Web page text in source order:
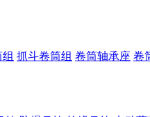
抓斗卷筒组 卷筒轴承座 卷